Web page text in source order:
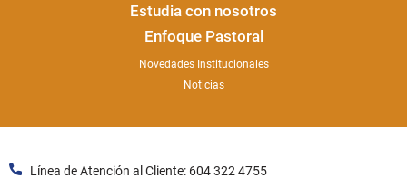
Estudia con nosotros
Enfoque Pastoral
Novedades Institucionales
Noticias
Línea de Atención al Cliente: 604 322 4755